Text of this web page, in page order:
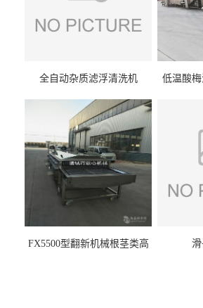
全自动杂质滤浮清洗机 低温酸
FX5500型翻新机械根茎类高